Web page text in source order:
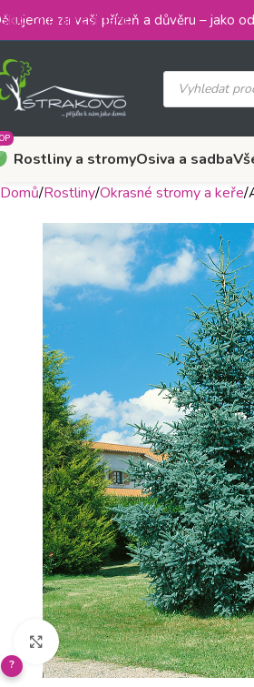
Skip to main content
za vaši přízeň a důvěru – jako
Rostliny a stromyOsiva a sadba
Domů Rostliny Okrasné stromy a keře
Klikněte pro zvětšení
?